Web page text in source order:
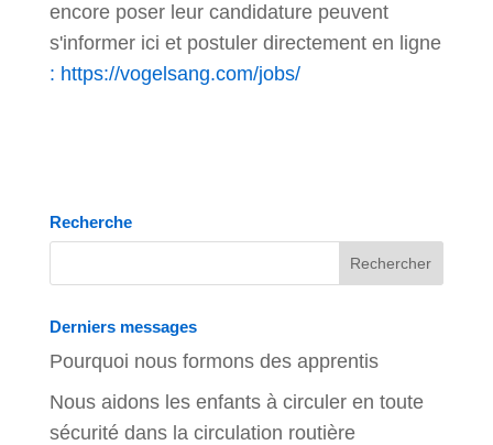
encore poser leur candidature peuvent
s'informer ici et postuler directement en ligne
: https://vogelsang.com/jobs/
Recherche
Derniers messages
Pourquoi nous formons des apprentis
Nous aidons les enfants à circuler en toute
sécurité dans la circulation routière